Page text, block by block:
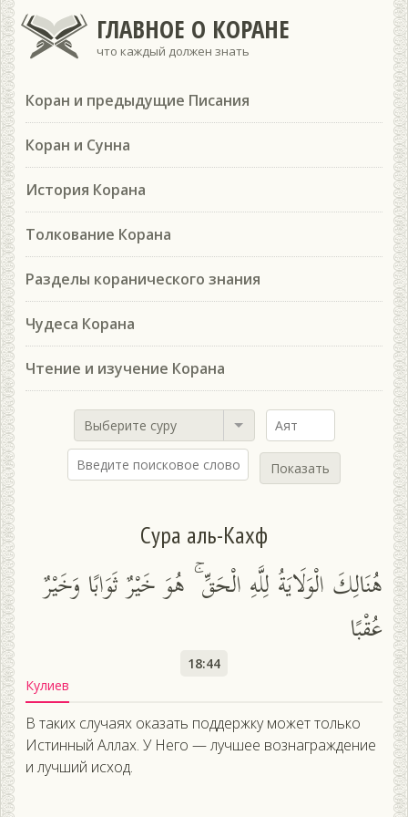
ГЛАВНОЕ О КОРАНЕ
что каждый должен знать
Коран и предыдущие Писания
Коран и Сунна
История Корана
Толкование Корана
Разделы коранического знания
Чудеса Корана
Чтение и изучение Корана
Выберите суру
Показать
Сура аль-Кахф
هُنَالِكَ الْوَلَايَةُ لِلَّهِ الْحَقِّ ۚ هُوَ خَيْرٌ ثَوَابًا وَخَيْرٌ
عُقْبًا
18:44
Кулиев
В таких случаях оказать поддержку может только
Истинный Аллах. У Него — лучшее вознаграждение
и лучший исход.